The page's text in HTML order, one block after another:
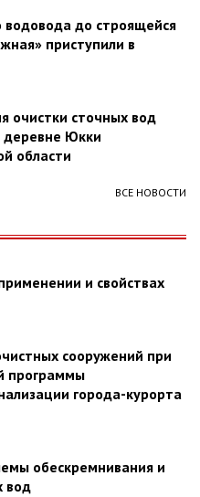
водовода до строящейся
приступили в
очистки сточных вод
деревне Юкки
области
ВСЕ НОВОСТИ
и свойствах
сооружений при
программы
города-курорта
обескремнивания и
вод